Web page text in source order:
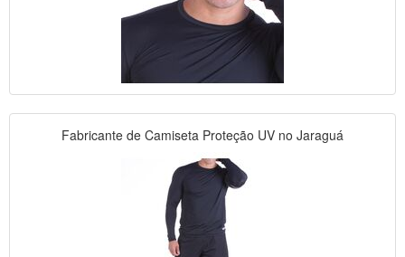
Fabricante de Camiseta Proteção UV no Jaraguá